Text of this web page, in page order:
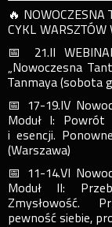
🔥 NOWOCZESNA
CYKL WARSZTÓW
📅 21.II
„Nowoczesna
Tanmaya (sobota
📅 17-19.IV
Moduł I:
i esencji.
(Warszawa)
📅 11-14.VI
Moduł II:
Zmysłowość.
pewność siebie,